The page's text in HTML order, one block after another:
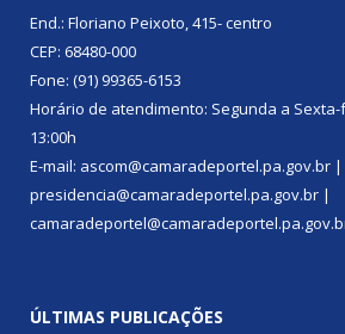
End.: Floriano Peixoto, 415- centro
CEP: 68480-000
Fone: (91) 99365-6153
Horário de atendimento: Segunda a Sexta-
13:00h
E-mail: ascom@camaradeportel.pa.gov.br |
presidencia@camaradeportel.pa.gov.br |
ÚLTIMAS PUBLICAÇÕES